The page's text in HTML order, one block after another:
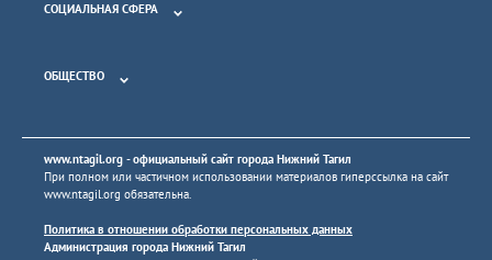
СОЦИАЛЬНАЯ СФЕРА
ОБЩЕСТВО
www.ntagil.org - официальный сайт города Нижний Тагил
При полном или частичном использовании материалов гиперссылка на сайт
www.ntagil.org обязательна.
Политика в отношении обработки персональных данных
Администрация города Нижний Тагил